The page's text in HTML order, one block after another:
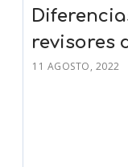
revisores
11 AGOSTO, 2022